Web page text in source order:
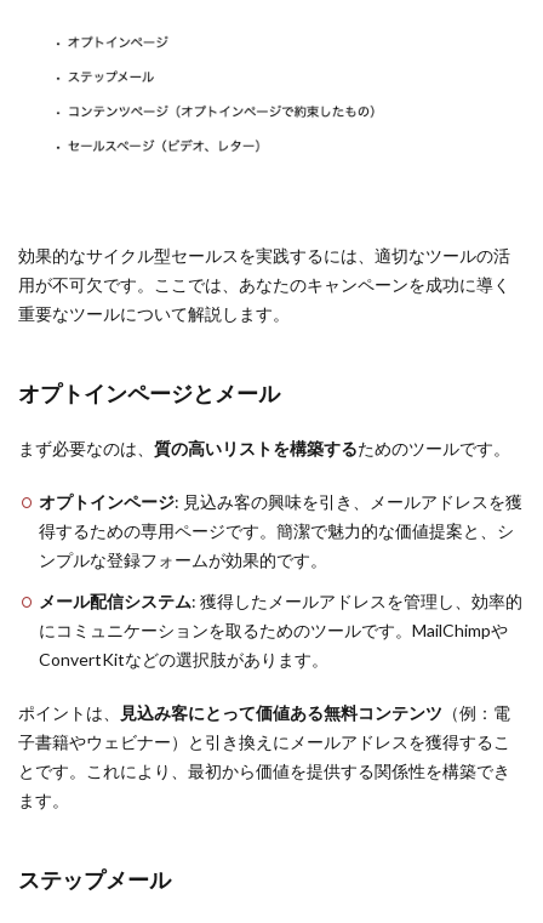
効果的なサイクル型セールスを実践するには、適切なツールの活
用が不可欠です。ここでは、あなたのキャンペーンを成功に導く
重要なツールについて解説します。
オプトインページとメール
まず必要なのは、 質の高いリストを構築するためのツールです。
オプトインページ: 見込み客の興味を引き、メールアドレスを獲
得するための専用ページです。簡潔で魅力的な価値提案と、シ
ンプルな登録フォームが効果的です。
メール配信システム: 獲得したメールアドレスを管理し、効率的
にコミュニケーションを取るためのツールです。MailChimpや
ConvertKitなどの選択肢があります。
ポイントは、 見込み客にとって価値ある無料コンテンツ （例：電
子書籍やウェビナー）と引き換えにメールアドレスを獲得するこ
とです。これにより、最初から価値を提供する関係性を構築でき
ます。
ステップメール